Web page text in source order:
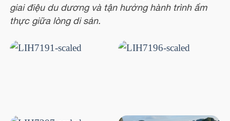
giai điệu du dương và tận hưởng hành trình ẩm
thực giữa lòng di sản.